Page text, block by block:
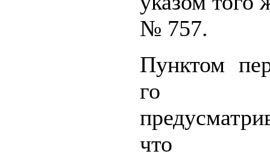
№ 757.
Пунктом
го
что